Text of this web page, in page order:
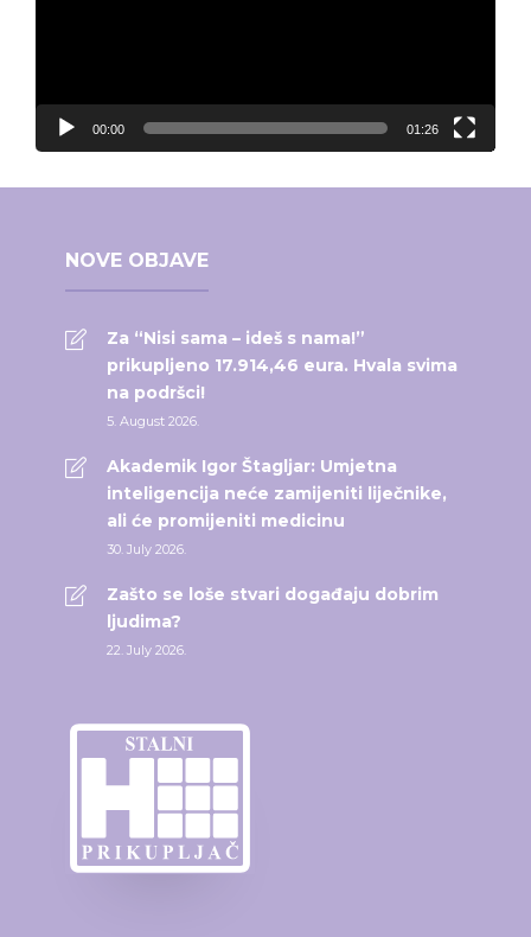
00:00 01:26
NOVE OBJAVE
Za “Nisi sama – ideš s nama!”
prikupljeno 17.914,46 eura. Hvala svima
na podršci!
5. August 2026.
Akademik Igor Štagljar: Umjetna
inteligencija neće zamijeniti liječnike,
ali će promijeniti medicinu
30. July 2026.
Zašto se loše stvari događaju dobrim
ljudima?
22. July 2026.